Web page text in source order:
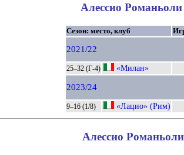
Алессио
Сезон: место, клуб
2021/22
25–32 (Г-4) «Милан»
2023/24
9–16 (1/8) «Лацио» (Рим)
Алессио